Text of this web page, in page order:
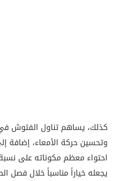
كذلك، يساهم تناول الفتوش
وتحسين حركة الأمعاء، إضافة
احتواء معظم مكوناته على
يجعله خياراً مناسباً خلال فصل